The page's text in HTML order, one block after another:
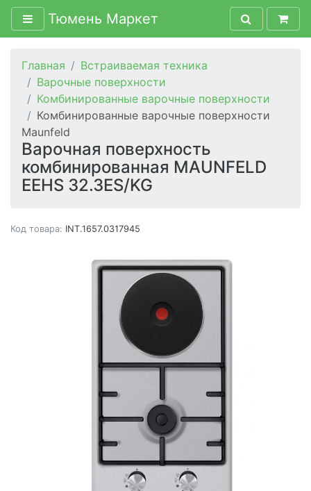
Тюмень Маркет
Главная
Встраиваемая техника
Варочные поверхности
Комбинированные варочные поверхности
Комбинированные варочные поверхности
Maunfeld
Варочная поверхность
комбинированная MAUNFELD
EEHS 32.3ES/KG
Код товара: INT.1657.0317945